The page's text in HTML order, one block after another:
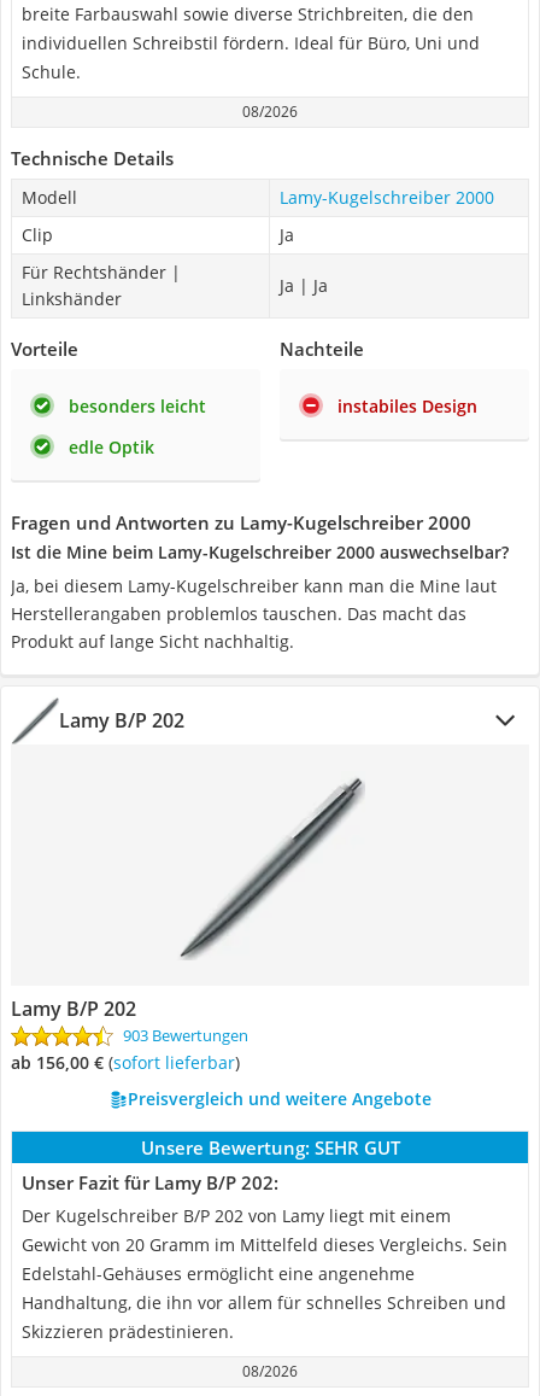
breite Farbauswahl sowie diverse Strichbreiten, die den
individuellen Schreibstil fördern. Ideal für Büro, Uni und
Schule.
08/2026
Technische Details
Modell
Lamy-Kugelschreiber 2000
Clip
Ja
Für Rechtshänder |
Linkshänder
Ja | Ja
Vorteile
besonders leicht
edle Optik
Nachteile
instabiles Design
Fragen und Antworten zu Lamy-Kugelschreiber 2000
Ist die Mine beim Lamy-Kugelschreiber 2000 auswechselbar?
Ja, bei diesem Lamy-Kugelschreiber kann man die Mine laut
Herstellerangaben problemlos tauschen. Das macht das
Produkt auf lange Sicht nachhaltig.
Lamy B/P 202
Lamy B/P 202
903 Bewertungen
ab 156,00 € ( Sofort lieferbar)
Preisvergleich und weitere Angebote
Unsere Bewertung: SEHR GUT
Unser Fazit für Lamy B/P 202:
Der Kugelschreiber B/P 202 von Lamy liegt mit einem
Gewicht von 20 Gramm im Mittelfeld dieses Vergleichs. Sein
Edelstahl-Gehäuses ermöglicht eine angenehme
Handhaltung, die ihn vor allem für schnelles Schreiben und
Skizzieren prädestinieren.
08/2026